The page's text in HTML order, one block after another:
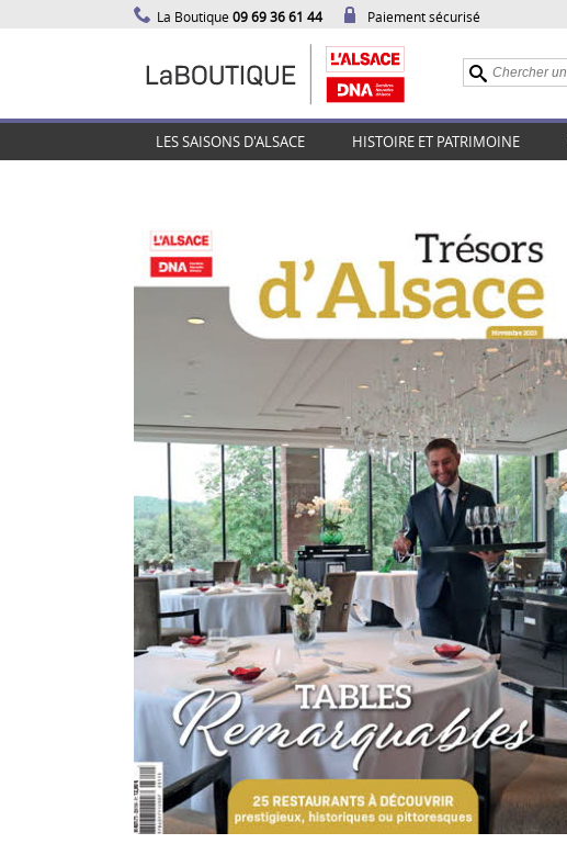
La Boutique09 69 36 61 44 Paiement sécurisé
LES SAISONS D'ALSACE HISTOIRE ET PATRIMOINE